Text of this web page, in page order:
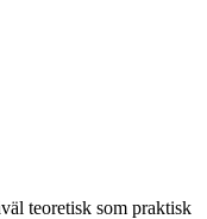
teoretisk som praktisk